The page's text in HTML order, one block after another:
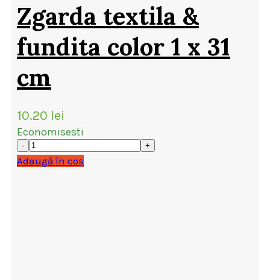
Zgarda textila &
fundita color 1 x 31
cm
10.20 lei
Economisesti
Adaugă în coș